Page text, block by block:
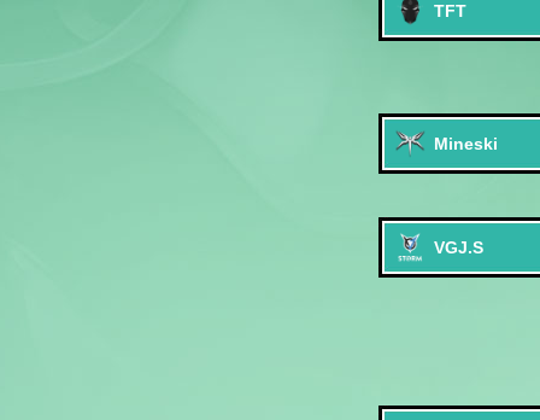
TFT
Mineski
VGJ.S